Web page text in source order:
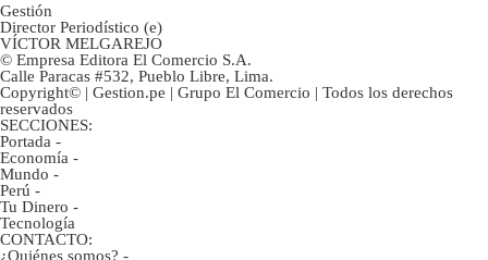
Gestión
Director Periodístico (e)
VÍCTOR MELGAREJO
© Empresa Editora El Comercio S.A.
Calle Paracas #532, Pueblo Libre, Lima.
Copyright© | Gestion.pe | Grupo El Comercio | Todos los derechos
reservados
SECCIONES:
Portada -
Economía -
Mundo -
Perú -
Tu Dinero -
Tecnología
CONTACTO:
¿Quiénes somos? -